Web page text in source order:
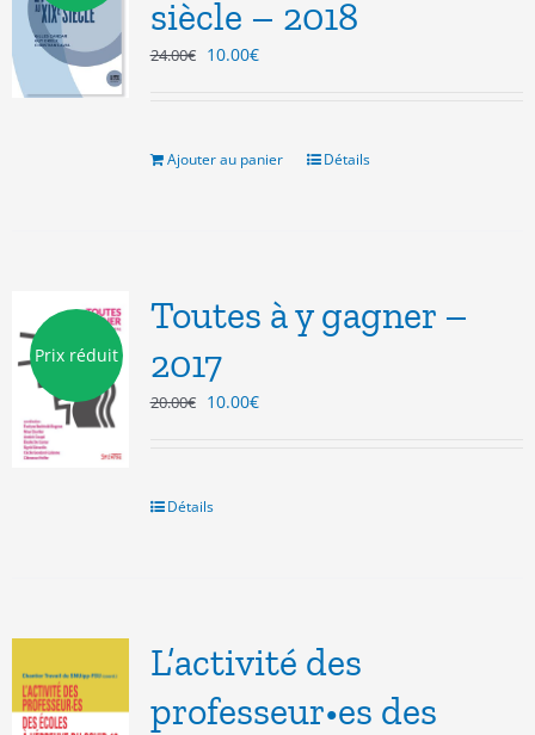
siècle – 2018
24.00€ Le
24.00€.
10.00€Le
10.00€.
Ajouter au panier Détails
Prix réduit
Toutes à y gagner –
2017
20.00€ Le
20.00€.
10.00€Le
Détails
L’activité des
professeur•es des